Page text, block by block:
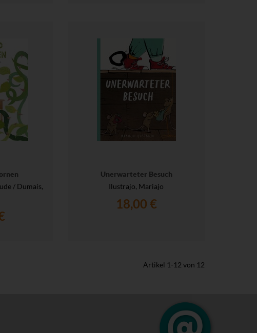
/ Dumais,
Unerwarteter Besuch
Ilustrajo, Mariajo
18,00 €
Artikel 1 -12 von 12